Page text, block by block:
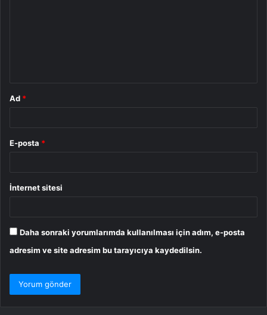
Ad *
E-posta *
İnternet sitesi
Daha sonraki yorumlarımda kullanılması için adım, e-posta
adresim ve site adresim bu tarayıcıya kaydedilsin.